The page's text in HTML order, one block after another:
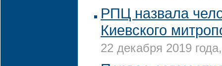
РПЦ назвала
Киевского
22 декабря 2019